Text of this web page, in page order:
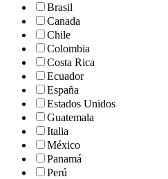
Brasil
Canada
Chile
Colombia
Costa Rica
Ecuador
España
Estados Unidos
Guatemala
Italia
México
Panamá
Perú